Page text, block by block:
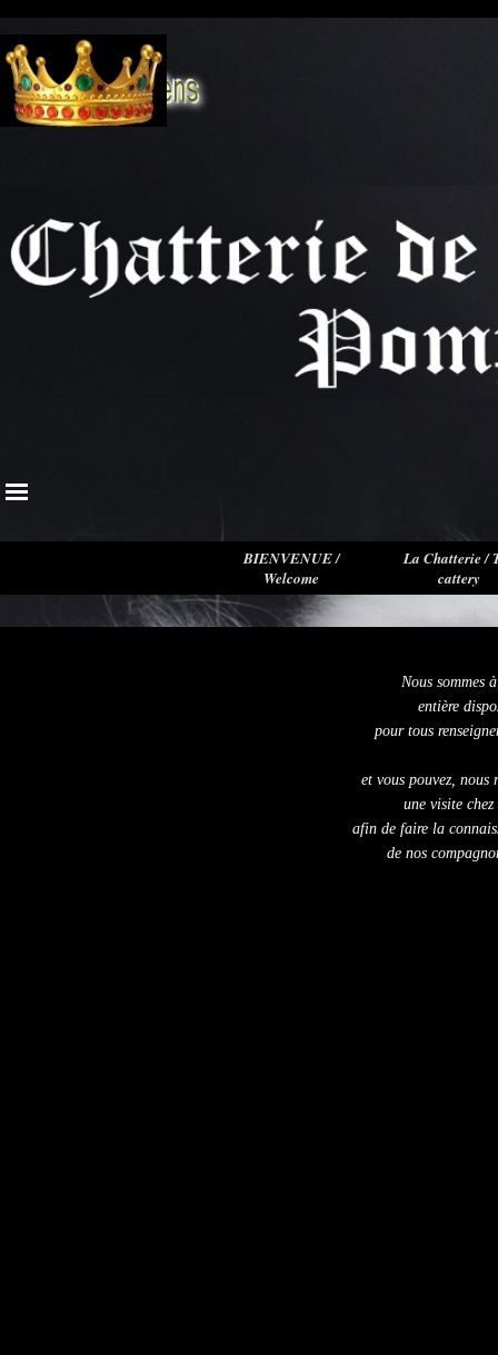
BIENVENUE /
Welcome
La Chatterie /
cattery
Nous sommes
entière
pour tous
et vous pouvez, nous
une visite chez
afin de faire la
de nos